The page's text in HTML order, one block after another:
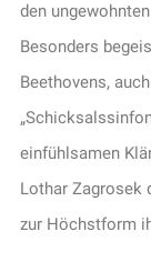
den
Besonders
Beethovens,
einfühlsamen
Lothar Zagrosek
zur Höchstform